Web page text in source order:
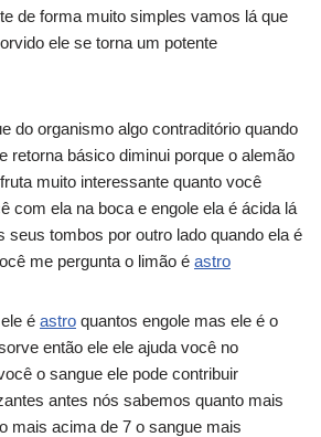
de forma muito simples vamos lá que
ele se torna um potente
do organismo algo contraditório quando
retorna básico diminui porque o alemão
muito interessante quanto você
com ela na boca e engole ela é ácida lá
seus tombos por outro lado quando ela é
me pergunta o limão é astro
é astro quantos engole mas ele é o
então ele ele ajuda você no
o sangue ele pode contribuir
antes nós sabemos quanto mais
mais acima de 7 o sangue mais